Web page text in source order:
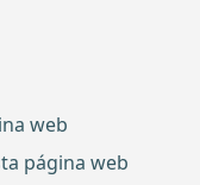
web
página web